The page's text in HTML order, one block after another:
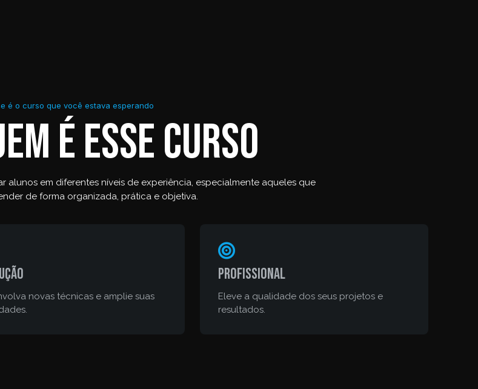
é o curso que você estava esperando
é esse curso
em diferentes níveis de experiência, especialmente aqueles que
de forma organizada, prática e objetiva.
novas técnicas e amplie suas
Profissional
Eleve a qualidade dos seus projetos e
resultados.